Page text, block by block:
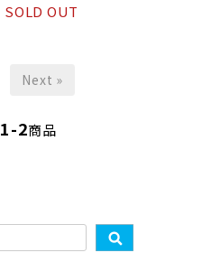
SOLD OUT
Next »
1-2商品